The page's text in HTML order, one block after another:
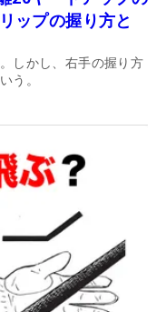
ップの握り方と
しかし、右手の握り方
う。